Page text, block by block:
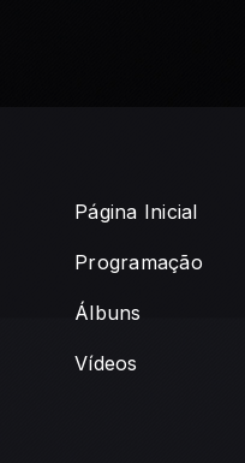
Página Inicial
Programação
Álbuns
Vídeos